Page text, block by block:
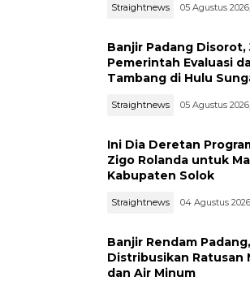
Straightnews 05 Agustus
Banjir Padang Disorot,
Pemerintah Evaluasi
Tambang di Hulu
Straightnews 05 Agustus
Ini Dia Deretan
Zigo Rolanda untuk
Kabupaten Solok
Straightnews 04 Agustus
Banjir Rendam
Distribusikan Ratusan
dan Air Minum